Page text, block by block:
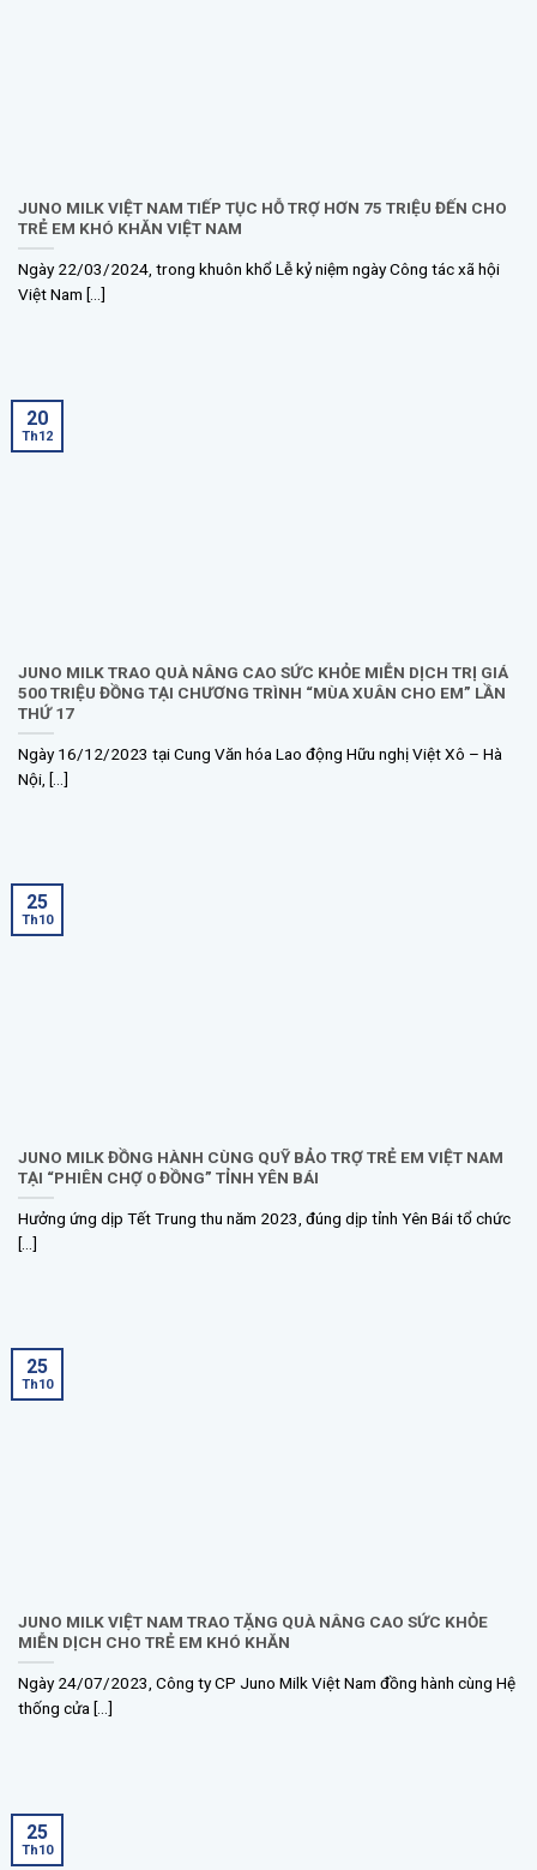
JUNO MILK VIỆT NAM TIẾP TỤC HỖ TRỢ HƠN 75 TRIỆU ĐẾN CHO
TRẺ EM KHÓ KHĂN VIỆT NAM
Ngày 22/03/2024, trong khuôn khổ Lễ kỷ niệm ngày Công tác xã hội
Việt Nam [...]
JUNO MILK TRAO QUÀ NÂNG CAO SỨC KHỎE MIỄN DỊCH TRỊ GIÁ
500 TRIỆU ĐỒNG TẠI CHƯƠNG TRÌNH “MÙA XUÂN CHO EM” LẦN
THỨ 17
Ngày 16/12/2023 tại Cung Văn hóa Lao động Hữu nghị Việt Xô – Hà
Nội, [...]
20
Th12
JUNO MILK ĐỒNG HÀNH CÙNG QUỸ BẢO TRỢ TRẺ EM VIỆT NAM
TẠI “PHIÊN CHỢ 0 ĐỒNG” TỈNH YÊN BÁI
Hưởng ứng dịp Tết Trung thu năm 2023, đúng dịp tỉnh Yên Bái tổ chức
[...]
25
Th10
JUNO MILK VIỆT NAM TRAO TẶNG QUÀ NÂNG CAO SỨC KHỎE
MIỄN DỊCH CHO TRẺ EM KHÓ KHĂN
Ngày 24/07/2023, Công ty CP Juno Milk Việt Nam đồng hành cùng Hệ
thống cửa [...]
25
Th10
25
Th10